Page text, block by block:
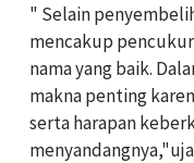
" Selain
mencakup
nama yang baik.
makna penting
serta harapan